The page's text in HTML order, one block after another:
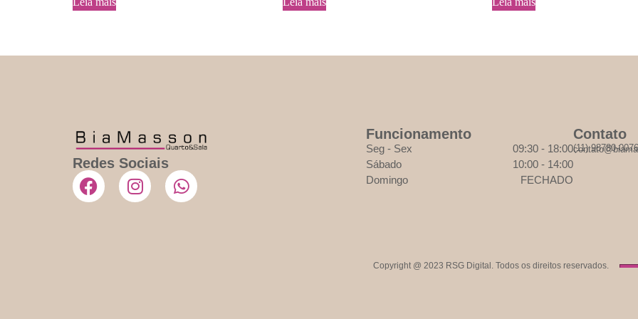
Redes Sociais
Funcionamento
Seg - Sex
09:30 - 18:00
Sábado
10:00 - 14:00
Domingo
FECHADO
Contato
(11) 98780-0076
Copyright @ 2023 RSG Digital . Todos os direitos reservados.